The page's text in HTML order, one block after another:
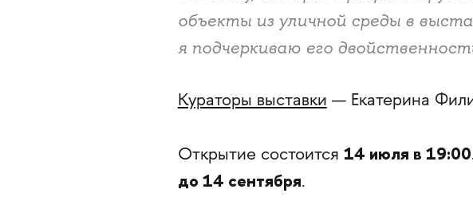
объекты из уличной среды в
я подчеркиваю его
Кураторы выставки — Екатерина
Открытие состоится 14 июля в 19:00
до 14 сентября.